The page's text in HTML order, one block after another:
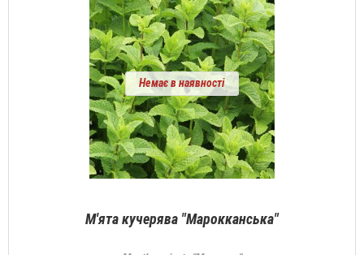
Немає в наявності
М'ята кучерява "Марокканська"